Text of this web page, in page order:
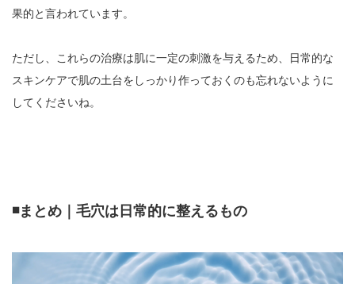
果的と言われています。
ただし、これらの治療は肌に一定の刺激を与えるため、日常的な
スキンケアで肌の土台をしっかり作っておくのも忘れないように
してくださいね。
◾️まとめ｜毛穴は日常的に整えるもの